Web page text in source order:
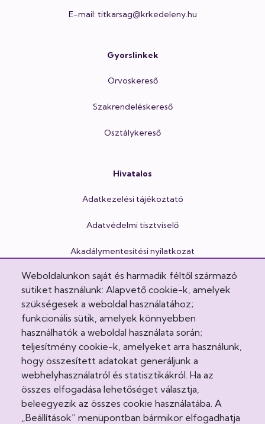
E-mail: titkarsag@krkedeleny.hu
Gyorslinkek
Orvoskereső
Szakrendeléskereső
Osztálykereső
Hivatalos
Adatkezelési tájékoztató
Adatvédelmi tisztviselő
Akadálymentesítési nyilatkozat
Cookie Policy
Egészségvonal
Felhasználási feltételek
Impresszum
Intézeti házirend
Jogi nyilatkozatok
Weboldalunkon saját és harmadik féltől származó
sütiket használunk: Alapvető cookie-k, amelyek
szükségesek a weboldal használatához;
funkcionális sütik, amelyek könnyebben
használhatók a weboldal használata során;
teljesítmény cookie-k, amelyeket arra használunk,
hogy összesített adatokat generáljunk a
webhelyhasználatról és statisztikákról. Ha az
összes elfogadása lehetőséget választja,
beleegyezik az összes cookie használatába. A
„Beállítások” menüpontban bármikor elfogadhatja